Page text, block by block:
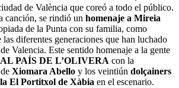
de València que coreó a todo el público.
canción, se rindió un homenaje a Mireia
de la Punta con su familia, como
diferentes generaciones que han luchado
Valencia. Este sentido homenaje a la gente
AL PAÍS DE L’OLIVERA con la
Xiomara Abello y los veintiún dolçainers
El Portitxol de Xàbia en el escenario.